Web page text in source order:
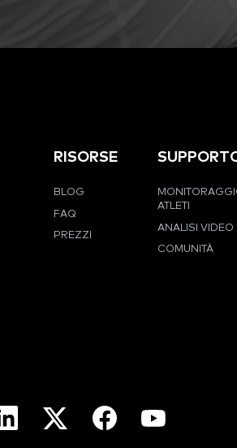
RISORSE
BLOG
FAQ
PREZZI
ATLETI
ANALISI VIDEO
COMUNITÀ